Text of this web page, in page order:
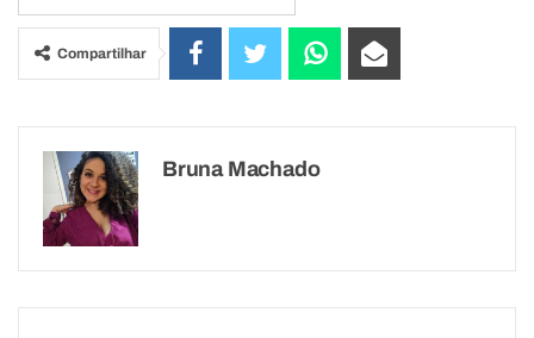
Compartilhar
Bruna Machado